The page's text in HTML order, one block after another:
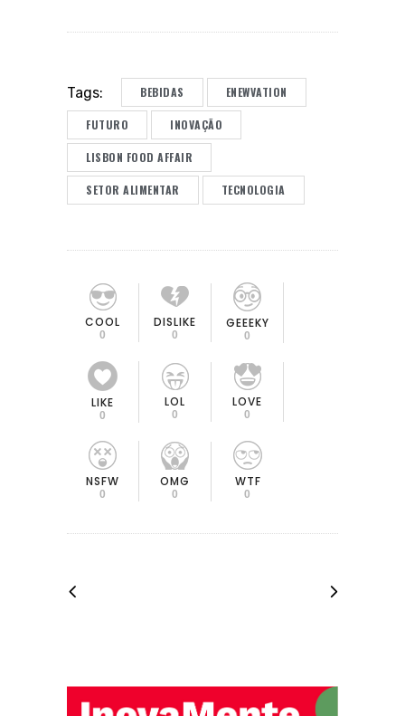
Tags: BEBIDAS ENEWVATION
FUTURO INOVAÇÃO
LISBON FOOD AFFAIR
SETOR ALIMENTAR TECNOLOGIA
COOL
0
DISLIKE
0
GEEEKY
0
LIKE
0
LOL
0
LOVE
0
NSFW
0
OMG
0
WTF
0